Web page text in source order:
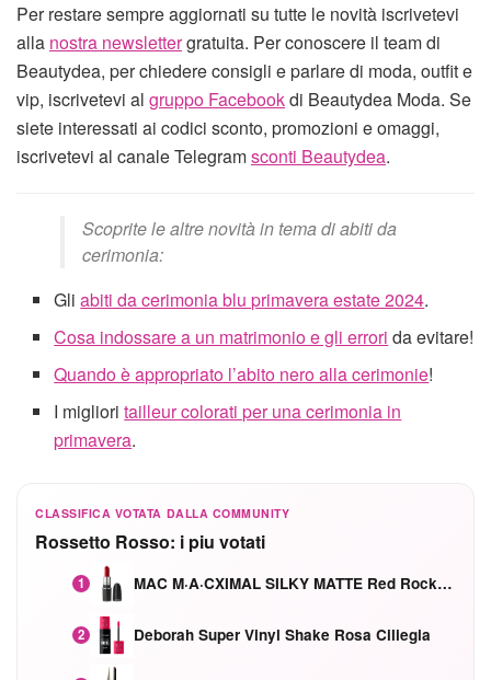
Per restare sempre aggiornati su tutte le novità iscrivetevi
alla nostra newslettergratuita. Per conoscere il team di
Beautydea, per chiedere consigli e parlare di moda, outfit e
vip, iscrivetevi al gruppo Facebookdi Beautydea Moda. Se
siete interessati ai codici sconto, promozioni e omaggi,
iscrivetevi al canale Telegramsconti Beautydea.
Scoprite le altre novità in tema di abiti da
cerimonia:
Gliabiti da cerimonia blu primavera estate 2024.
Cosa indossare a un matrimonio e gli errori da evitare!
Quando è appropriato l’abito nero alla cerimonie!
I miglioritailleur colorati per una cerimonia in
primavera.
CLASSIFICA VOTATA DALLA COMMUNITY
Rossetto Rosso: i piu votati
1 MAC M·A·CXIMAL SILKY MATTE Red Rock mat
2 Deborah Super Vinyl Shake Rosa Ciliegia